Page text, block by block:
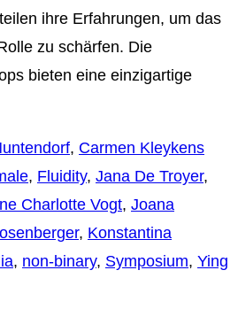
ihre Erfahrungen, um das
zu schärfen. Die
bieten eine einzigartige
, Carmen Kleykens
, Fluidity, Jana De Troyer,
Charlotte Vogt, Joana
, Konstantina
, non-binary, Symposium, Ying